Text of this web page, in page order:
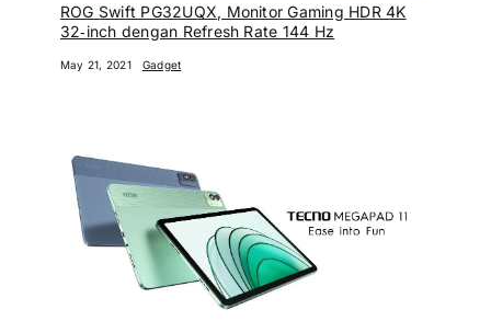
ROG Swift PG32UQX, Monitor Gaming HDR 4K
32‑inch dengan Refresh Rate 144 Hz
May 21, 2021 Gadget